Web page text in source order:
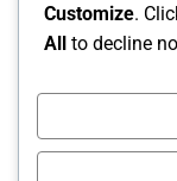
Συμφωνία
Customize.
All to decline